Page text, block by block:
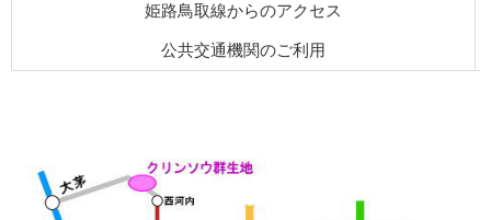
姫路鳥取線からのアクセス
公共交通機関のご利用